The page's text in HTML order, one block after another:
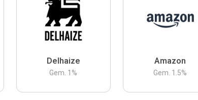
Delhaize
Gem. 1 %
Amazon
Gem. 1.5%